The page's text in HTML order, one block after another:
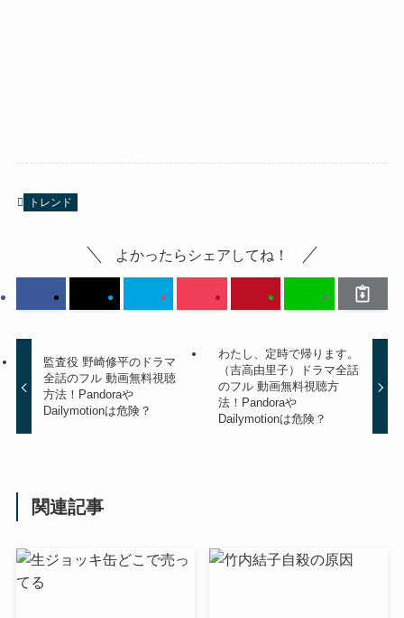
トレンド
よかったらシェアしてね！
監査役 野崎修平のドラマ
全話のフル 動画無料視聴
方法！Pandoraや
Dailymotionは危険？
わたし、定時で帰ります。
（吉高由里子）ドラマ全話
のフル 動画無料視聴方
法！Pandoraや
Dailymotionは危険？
関連記事